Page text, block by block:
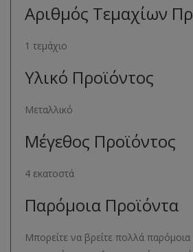
Αριθμός Τεμαχίων
1 τεμάχιο
Υλικό Προϊόντος
Μεταλλικό
Μέγεθος Προϊόντος
4 εκατοστά
Παρόμοια Προϊόντα
Μπορείτε να βρείτε πολλά παρόμοια